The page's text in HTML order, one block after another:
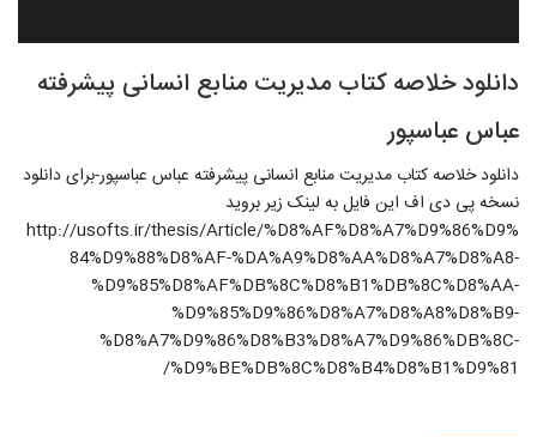
دانلود خلاصه کتاب مدیریت منابع انسانی پیشرفته
عباس عباسپور
دانلود خلاصه کتاب مدیریت منابع انسانی پیشرفته عباس عباسپور-برای دانلود
نسخه پی دی اف این فایل به لینک زیر بروید
http://usofts.ir/thesis/Article/%D8%AF%D8%A7%D9%86%D9%
84%D9%88%D8%AF-%DA%A9%D8%AA%D8%A7%D8%A8-
%D9%85%D8%AF%DB%8C%D8%B1%DB%8C%D8%AA-
%D9%85%D9%86%D8%A7%D8%A8%D8%B9-
%D8%A7%D9%86%D8%B3%D8%A7%D9%86%DB%8C-
%D9%BE%DB%8C%D8%B4%D8%B1%D9%81/